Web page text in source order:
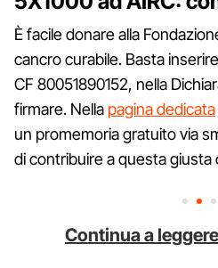
È facile donare alla
cancro curabile. Basta
CF 80051890152, nella
firmare. Nella pagina dedicata
un promemoria gratuito via
di contribuire a questa giusta
Continua a